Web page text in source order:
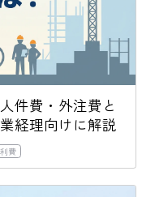
件費・外注費と
経理向けに解説
費